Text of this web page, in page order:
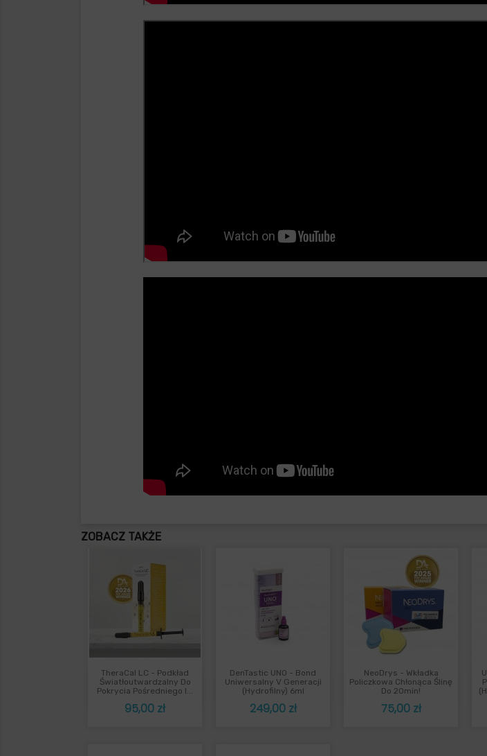
ZOBACZ TAKŻE
TheraCal LC - Podkład
Światłoutwardzalny Do
Pokrycia Pośredniego I...
Cena
95,00 zł
Szybki podgląd
DenTastic UNO - Bond
Uniwersalny V Generacji
(hydrofilny) 6ml
Cena
249,00 zł
Szybki podgląd
NeoDrys - Wkładka
Policzkowa Chłonąca Ślinę
Do 20min!
Cena
75,00 zł
Szybki podgląd